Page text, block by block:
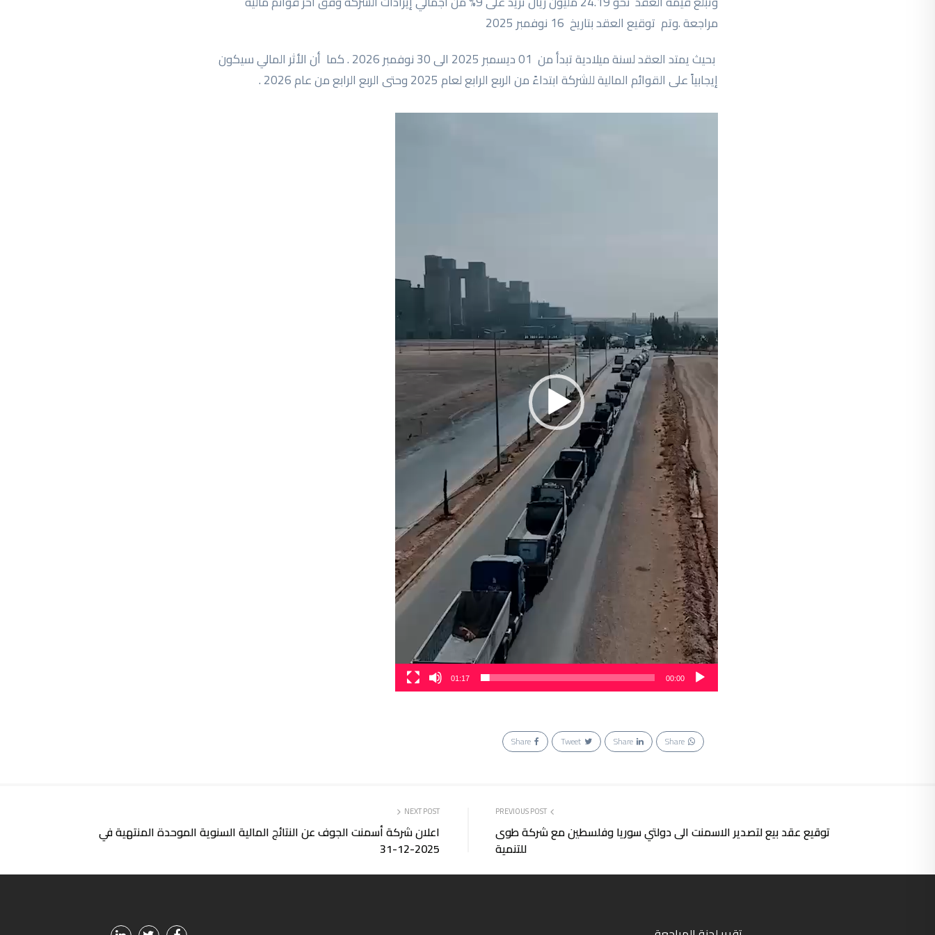
مراجعة .وتم توقيع العقد بتاريخ 16 نوفمبر 2025
بحيث يمتد العقد لسنة ميلادية تبدأ من 01 ديسمبر 2025 الى 30 نوفمبر 2026 . كما أن الأثر المالي سيكون
إيجابياً على القوائم المالية للشركة ابتداءً من الربع الرابع لعام 2025 وحتى الربع الرابع من عام 2026 .
مشغل
00:00
01:17
Share Tweet Share Share
PREVIOUS POST
توقيع عقد بيع لتصدير الاسمنت الى دولتي سوريا وفلسطين مع شركة طوى
للتنمية
NEXT POST
اعلان شركة أسمنت الجوف عن النتائج المالية السنوية الموحدة المنتهية في
2025-12-31